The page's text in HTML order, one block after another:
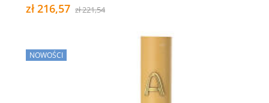
zł 216,57 zł 221,54
NOWOŚCI